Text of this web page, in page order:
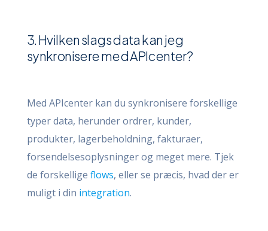
3. Hvilken slags data kan jeg
synkronisere med APIcenter?
Med APIcenter kan du synkronisere forskellige
typer data, herunder ordrer, kunder,
produkter, lagerbeholdning, fakturaer,
forsendelsesoplysninger og meget mere. Tjek
de forskellige flows, eller se præcis, hvad der er
muligt i din integration.